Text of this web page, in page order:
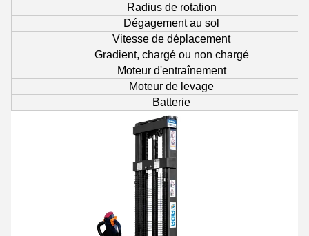
Radius de rotation
Dégagement au sol
Vitesse de déplacement
Gradient, chargé ou non chargé
Moteur d'entraînement
Moteur de levage
Batterie